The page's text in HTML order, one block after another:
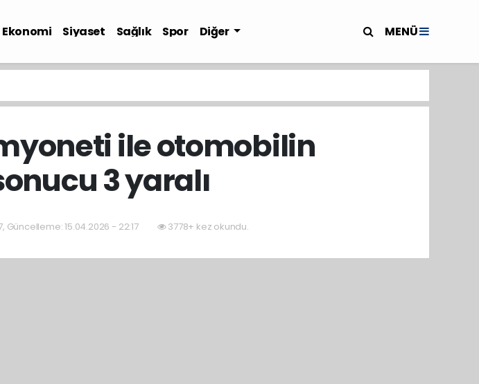
Ekonomi Siyaset Sağlık Spor Diğer MENÜ
ile otomobilin
3 yaralı
Güncelleme: 15.04.2026 - 22:17 3778+ kez okundu.